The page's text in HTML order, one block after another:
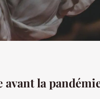
avant la